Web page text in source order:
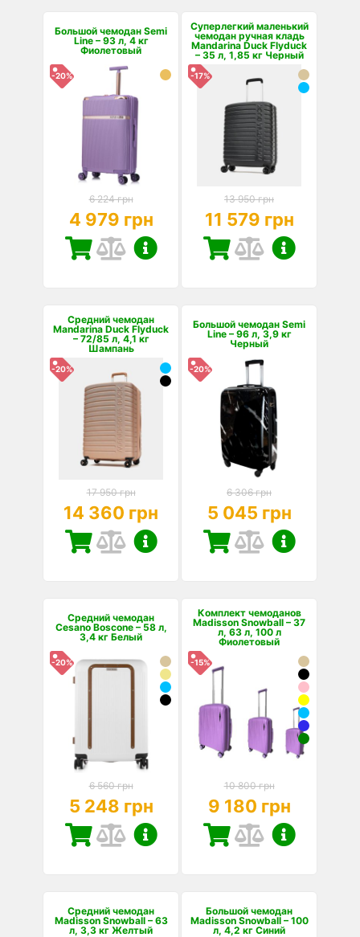
Большой чемодан Semi
Line – 93 л, 4 кг
Фиолетовый
-20%
6 224 грн
4 979 грн
Суперлегкий маленький
чемодан ручная кладь
Mandarina Duck Flyduck
– 35 л, 1,85 кг Черный
-17%
13 950 грн
11 579 грн
Средний чемодан
Mandarina Duck Flyduck
– 72/85 л, 4,1 кг
Шампань
-20%
17 950 грн
14 360 грн
Большой чемодан Semi
Line – 96 л, 3,9 кг
Черный
-20%
6 306 грн
5 045 грн
Средний чемодан
Cesano Boscone – 58 л,
3,4 кг Белый
-20%
6 560 грн
5 248 грн
Комплект чемоданов
Madisson Snowball – 37
л, 63 л, 100 л
Фиолетовый
-15%
10 800 грн
9 180 грн
Средний чемодан
Madisson Snowball – 63
л, 3,3 кг Желтый
Большой чемодан
Madisson Snowball – 100
л, 4,2 кг Синий